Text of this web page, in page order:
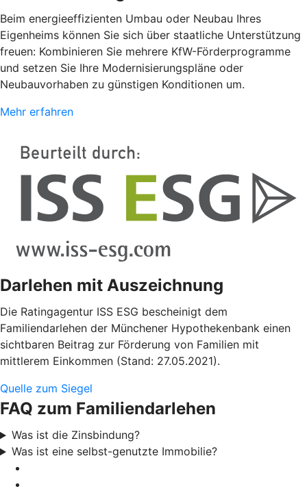
Beim energieeffizienten Umbau oder Neubau Ihres
Eigenheims können Sie sich über staatliche Unterstützung
freuen: Kombinieren Sie mehrere KfW-Förderprogramme
und setzen Sie Ihre Modernisierungspläne oder
Neubauvorhaben zu günstigen Konditionen um.
Mehr erfahren
Darlehen mit Auszeichnung
Die Ratingagentur ISS ESG bescheinigt dem
Familiendarlehen der Münchener Hypothekenbank einen
sichtbaren Beitrag zur Förderung von Familien mit
mittlerem Einkommen (Stand: 27.05.2021).
Quelle zum Siegel
FAQ zum Familiendarlehen
Was ist die Zinsbindung?
Was ist eine selbst-genutzte Immobilie?